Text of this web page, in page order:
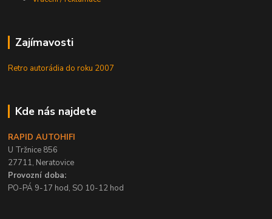
Zajímavosti
Retro autorádia do roku 2007
Kde nás najdete
RAPID AUTOHIFI
U Tržnice 856
27711, Neratovice
Provozní doba:
PO-PÁ 9-17 hod, SO 10-12 hod